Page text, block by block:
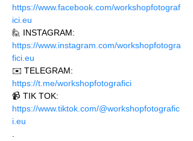
https://www.facebook.com/workshopfotograf
ici.eu
🙋 INSTAGRAM:
https://www.instagram.com/workshopfotogra
fici.eu
✉️ TELEGRAM:
https://t.me/workshopfotografici
📹 TIK TOK:
https://www.tiktok.com/@workshopfotografic
i.eu